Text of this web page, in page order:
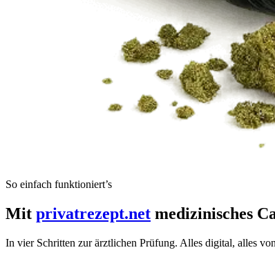
So einfach funktioniert’s
Mit privatrezept.net medizinisches
In vier Schritten zur ärztlichen Prüfung. Alles digital, alles